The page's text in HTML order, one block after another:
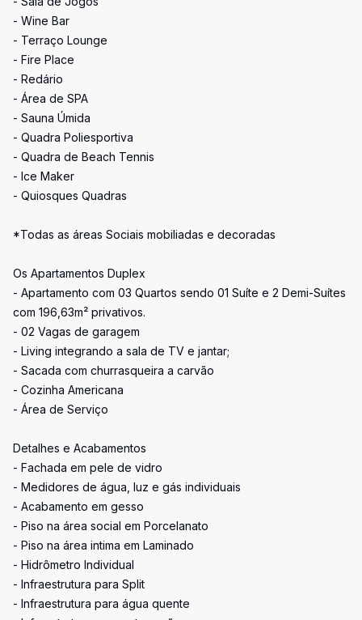
- Wine Bar
- Terraço Lounge
- Fire Place
- Redário
- Área de SPA
- Sauna Úmida
- Quadra Poliesportiva
- Quadra de Beach Tennis
- Ice Maker
- Quiosques Quadras
*Todas as áreas Sociais mobiliadas e decoradas
Os Apartamentos Duplex
- Apartamento com 03 Quartos sendo 01 Suíte e 2 Demi-Suítes
com 196,63m² privativos.
- 02 Vagas de garagem
- Living integrando a sala de TV e jantar;
- Sacada com churrasqueira a carvão
- Cozinha Americana
- Área de Serviço
Detalhes e Acabamentos
- Fachada em pele de vidro
- Medidores de água, luz e gás individuais
- Acabamento em gesso
- Piso na área social em Porcelanato
- Piso na área intima em Laminado
- Hidrômetro Individual
- Infraestrutura para Split
- Infraestrutura para água quente